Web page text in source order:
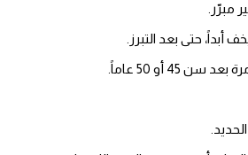
مبرّر.
حتى بعد التبرز.
45 أو 50 عاماً.